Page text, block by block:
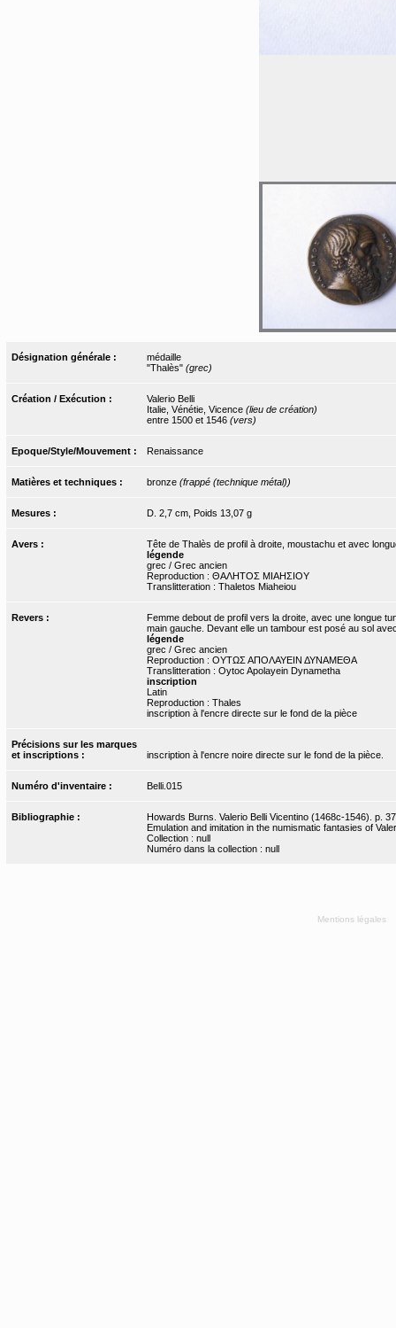
Désignation générale :
médaille
"Thalès" (grec)
Création / Exécution :
Valerio Belli
Italie, Vénétie, Vicence (lieu de création)
entre 1500 et 1546 (vers)
Epoque/Style/Mouvement : Renaissance
Matières et techniques : bronze (frappé (technique métal))
Mesures : D. 2,7 cm, Poids 13,07 g
Avers :
Tête de Thalès de profil à droite, moustachu et avec
légende
grec / Grec ancien
Reproduction : ΘΑΛΗΤΟΣ ΜΙΑΗΣΙΟΥ
Translitteration : Thaletos Miaheiou
Revers :
Femme debout de profil vers la droite, avec une longue
main gauche. Devant elle un tambour est posé au sol
légende
grec / Grec ancien
Reproduction : ΟΥΤΩΣ ΑΠΟΛΑΥΕΙΝ ΔΥΝΑΜΕΘΑ
Translitteration : Oytoc Apolayein Dynametha
inscription
Latin
Reproduction : Thales
inscription à l'encre directe sur le fond de la pièce
Précisions sur les marques
et inscriptions :
inscription à l'encre noire directe sur le fond de la pièce.
Numéro d'inventaire : Belli.015
Bibliographie :
Howards Burns. Valerio Belli Vicentino (1468c-1546). p.
Emulation and imitation in the numismatic fantasies of
Collection : null
Numéro dans la collection : null
Mentions légales